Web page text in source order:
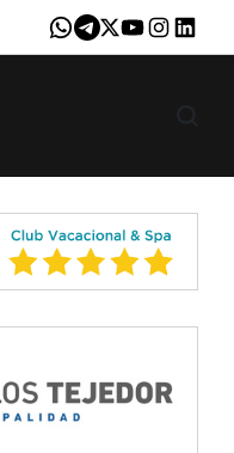
Whatsapp
Telegram
X YoutubeInstagram